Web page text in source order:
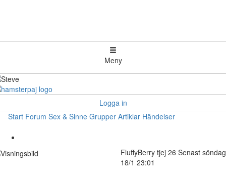
Meny
Logga in
Start Forum Sex & Sinne Grupper Artiklar Händelser
FluffyBerry tjej 26 Senast söndag
18/1 23:01